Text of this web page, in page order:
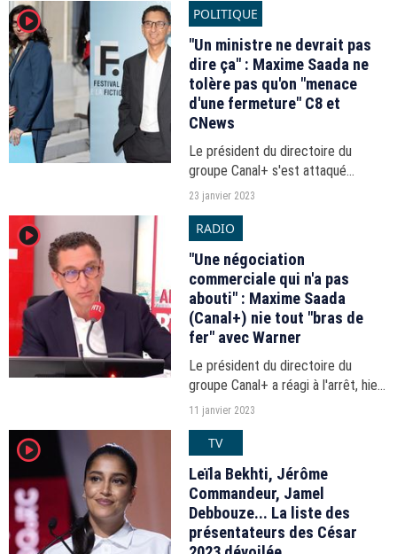
depuis l'Olympia à Paris, ce
player2 POLITIQUE
"Un ministre ne devrait pas
dire ça" : Maxime Saada ne
tolère pas qu'on "menace
d'une fermeture" C8 et
CNews
Le président du directoire du
groupe Canal+ s'est attaqué
frontalement aux propos de la
23 janvier 2023
player2 RADIO
"Une négociation
commerciale qui n'a pas
abouti" : Maxime Saada
(Canal+) nie tout "bras de
fer" avec Warner
Le président du directoire du
groupe Canal+ a réagi à l'arrêt, hier
"faute d'accord" de distribution, de
des huit chaînes du groupe Warner
11 janvier 2023
player2 TV
Leïla Bekhti, Jérôme
Commandeur, Jamel
Debbouze... La liste des
présentateurs des César